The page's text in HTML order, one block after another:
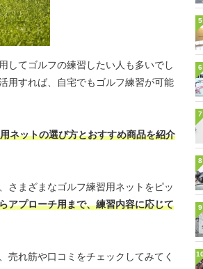
してゴルフの練習したい人も多いでし
用すれば、自宅でもゴルフ練習が可能
ネットの選び方とおすすめ商品を紹介
さまざまなゴルフ練習用ネットをピッ
アプローチ用まで、練習内容に応じて
売れ筋や口コミをチェックしてみてく
5
6
7
8
9